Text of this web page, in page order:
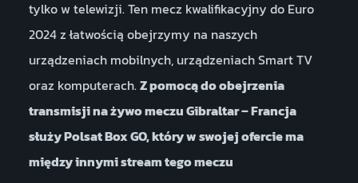
tylko w telewizji. Ten mecz kwalifikacyjny do Euro
2024 z łatwością obejrzymy na naszych
urządzeniach mobilnych, urządzeniach Smart TV
oraz komputerach.Z pomocą do obejrzenia
transmisji na żywo meczu Gibraltar – Francja
służy Polsat Box GO, który w swojej ofercie ma
między innymi stream tego meczu